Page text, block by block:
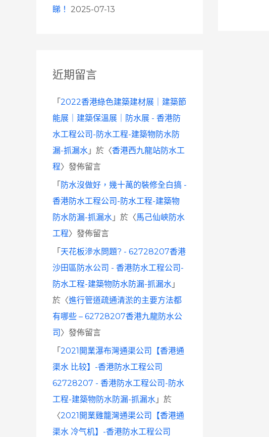
睇！
2025-07-13
近期留言
「 2022香港綠色建築建材展｜建築節
能展｜建築保溫展｜防水展 - 香港防
水工程公司-防水工程-建築物防水防
漏-抓漏水 」於〈香港西九龍站防水工
程〉發佈留言
「 防水沒做好，幾十萬的裝修全白搞 -
香港防水工程公司-防水工程-建築物
防水防漏-抓漏水 」於〈馬己仙峽防水
工程〉發佈留言
「 天花板滲水問題? - 62728207香港
沙田區防水公司 - 香港防水工程公司-
防水工程-建築物防水防漏-抓漏水 」
於〈進行管道疏通清淤的主要方法都
有哪些 – 62728207香港九龍防水公
司 〉發佈留言
「 2021開業瀑布灣通渠公司【香港通
渠水 比较】-香港防水工程公司
62728207 - 香港防水工程公司-防水
工程-建築物防水防漏-抓漏水 」於
〈2021開業雞籠灣通渠公司【香港通
渠水 冷气机】-香港防水工程公司